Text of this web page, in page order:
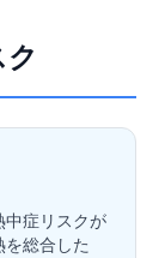
中症リスクが
総合した